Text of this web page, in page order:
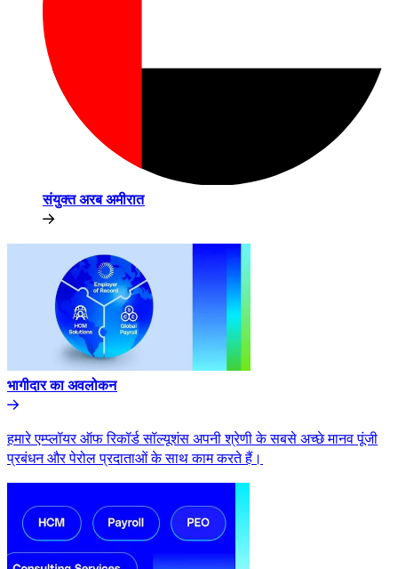
संयुक्त अरब अमीरात​​
भागीदार का अवलोकन​​
हमारे एम्प्लॉयर ऑफ रिकॉर्ड सॉल्यूशंस अपनी श्रेणी के सबसे अच्छे मानव पूंजी
प्रबंधन और पेरोल प्रदाताओं के साथ काम करते हैं।​​